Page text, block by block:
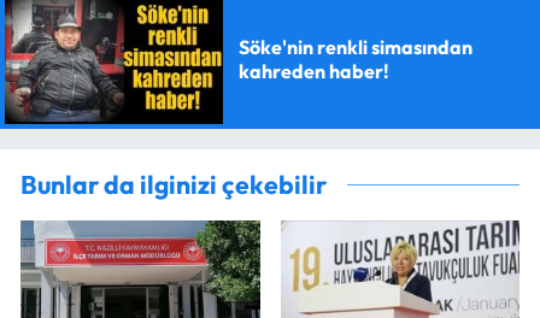
Söke'nin renkli simasından
kahreden haber!
Bunlar da ilginizi çekebilir